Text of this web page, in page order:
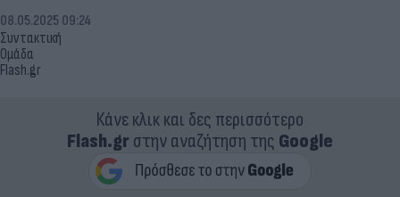
Συντακτική
Ομάδα
Flash.gr
08.05.2025 09:24
Κάνε κλικ και δες περισσότερο
Flash.grστην αναζήτηση της Google